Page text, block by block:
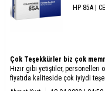
HP 85A |
Çok Teşekkürler biz çok
Hızır gibi yetiştiler,
fiyatıda kaliteside çok iyiydi